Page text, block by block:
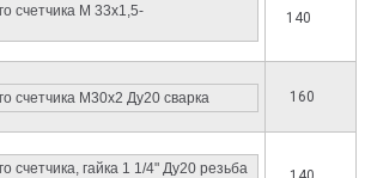
счетчика М 33х1,5-
140
счетчика М30х2 Ду20 сварка 160
счетчика, гайка 1 1/4" Ду20 резьба